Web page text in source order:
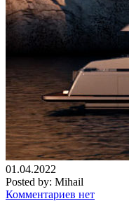
01.04.2022
Posted by: Mihail
Комментариев нет